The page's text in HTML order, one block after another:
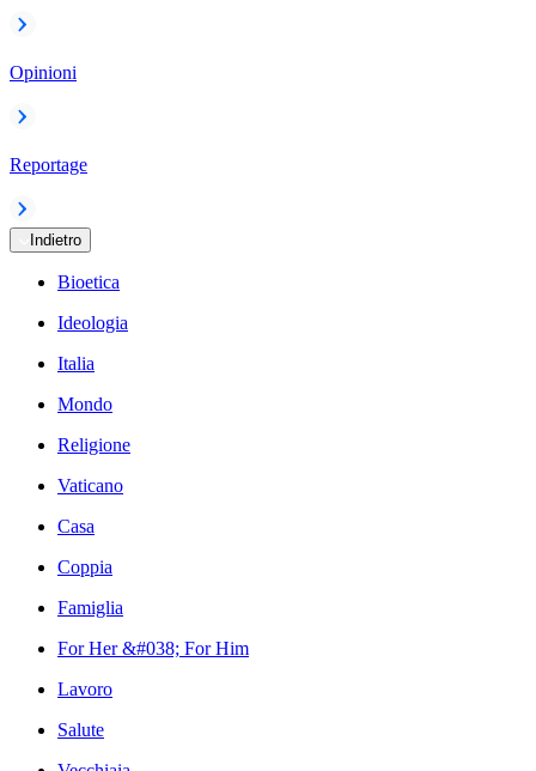
Opinioni
Reportage
Indietro
Bioetica
Ideologia
Italia
Mondo
Religione
Vaticano
Casa
Coppia
Famiglia
For Her &#038; For Him
Lavoro
Salute